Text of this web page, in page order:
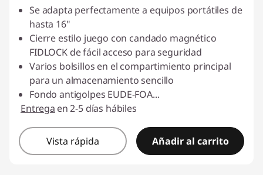
Se adapta perfectamente a equipos portátiles de
hasta 16"
Cierre estilo juego con candado magnético
FIDLOCK de fácil acceso para seguridad
Varios bolsillos en el compartimiento principal
para un almacenamiento sencillo
Fondo antigolpes EUDE-FOA...
Entrega en 2-5 días hábiles
Vista rápida Añadir al carrito